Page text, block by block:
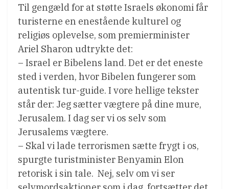
Til gengæld for at støtte Israels økonomi får
turisterne en enestående kulturel og
religiøs oplevelse, som premierminister
Ariel Sharon udtrykte det:
– Israel er Bibelens land. Det er det eneste
sted i verden, hvor Bibelen fungerer som
autentisk tur-guide. I vore hellige tekster
står der: Jeg sætter vægtere på dine mure,
Jerusalem. I dag ser vi os selv som
Jerusalems vægtere.
– Skal vi lade terrorismen sætte frygt i os,
spurgte turistminister Benyamin Elon
retorisk i sin tale.  Nej, selv om vi ser